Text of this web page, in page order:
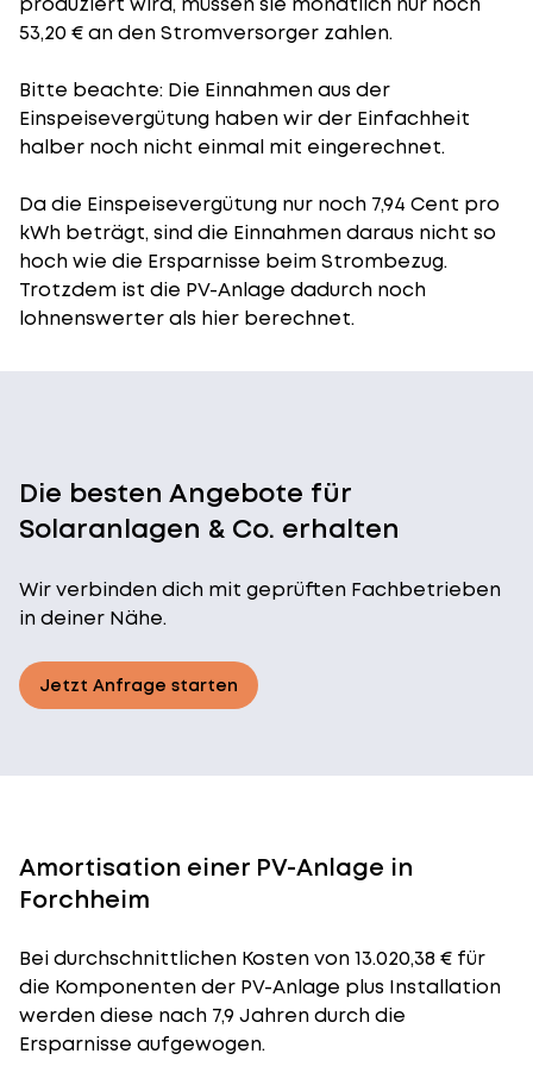
53,20 € an den Stromversorger zahlen.
Bitte beachte: Die Einnahmen aus der
Einspeisevergütung haben wir der Einfachheit
halber noch nicht einmal mit eingerechnet.
Da die Einspeisevergütung nur noch 7,94 Cent pro
kWh beträgt, sind die Einnahmen daraus nicht so
hoch wie die Ersparnisse beim Strombezug.
Trotzdem ist die PV-Anlage dadurch noch
lohnenswerter als hier berechnet.
Die besten Angebote für
Solaranlagen & Co. erhalten
Wir verbinden dich mit geprüften Fachbetrieben
in deiner Nähe.
Jetzt Anfrage starten
Amortisation einer PV-Anlage in
Forchheim
Bei durchschnittlichen Kostenvon 13.020,38 € für
die Komponenten der PV-Anlage plus Installation
werden diese nach 7,9 Jahren durch die
Ersparnisse aufgewogen.